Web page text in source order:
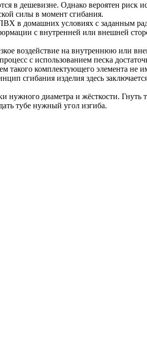
в дешевизне. Однако вероятен риск
силы в момент сгибания.
в домашних условиях с заданным
с внутренней или внешней
воздействие на внутреннюю или
с использованием песка
такого комплектующего элемента не
сгибания изделия здесь
нужного диаметра и жёсткости.
тубе нужный угол изгиба.